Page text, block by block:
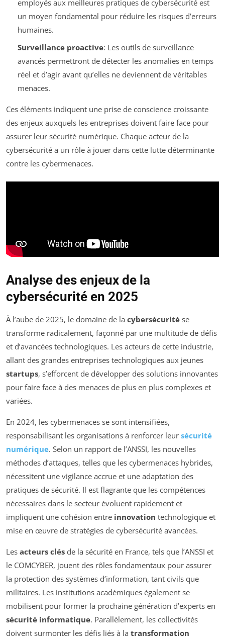
employés aux meilleures pratiques de cybersécurité est
un moyen fondamental pour réduire les risques d’erreurs
humaines.
Surveillance proactive: Les outils de surveillance
avancés permettront de détecter les anomalies en temps
réel et d’agir avant qu’elles ne deviennent de véritables
menaces.
Ces éléments indiquent une prise de conscience croissante
des enjeux auxquels les entreprises doivent faire face pour
assurer leur sécurité numérique. Chaque acteur de la
cybersécurité a un rôle à jouer dans cette lutte déterminante
contre les cybermenaces.
Analyse des enjeux de la
cybersécurité en 2025
À l’aube de 2025, le domaine de la cybersécurité se
transforme radicalement, façonné par une multitude de défis
et d’avancées technologiques. Les acteurs de cette industrie,
allant des grandes entreprises technologiques aux jeunes
startups, s’efforcent de développer des solutions innovantes
pour faire face à des menaces de plus en plus complexes et
variées.
En 2024, les cybermenaces se sont intensifiées,
responsabilisant les organisations à renforcer leur sécurité
numérique. Selon un rapport de l’ANSSI, les nouvelles
méthodes d’attaques, telles que les cybermenaces hybrides,
nécessitent une vigilance accrue et une adaptation des
pratiques de sécurité. Il est flagrante que les compétences
nécessaires dans le secteur évoluent rapidement et
impliquent une cohésion entre innovation technologique et
mise en œuvre de stratégies de cybersécurité avancées.
Les acteurs clés de la sécurité en France, tels que l’ANSSI et
le COMCYBER, jouent des rôles fondamentaux pour assurer
la protection des systèmes d’information, tant civils que
militaires. Les institutions académiques également se
mobilisent pour former la prochaine génération d’experts en
sécurité informatique. Parallèlement, les collectivités
doivent surmonter les défis liés à la transformation